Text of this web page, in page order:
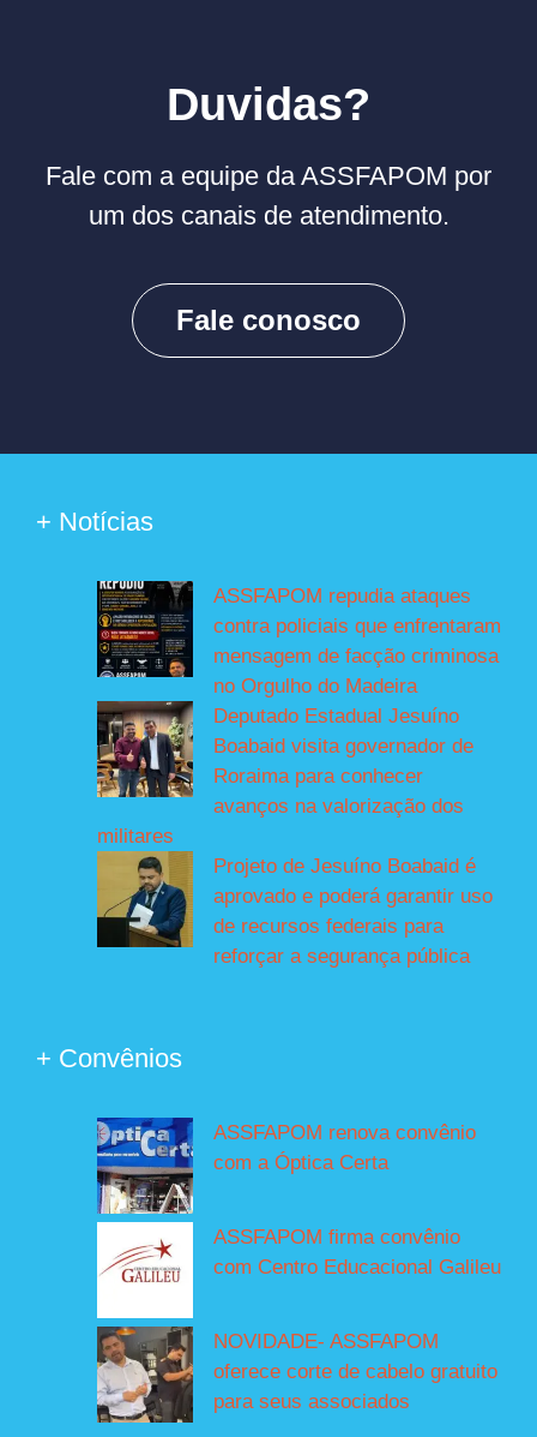
Duvidas?
Fale com a equipe da ASSFAPOM por
um dos canais de atendimento.
Fale conosco
+ Notícias
ASSFAPOM repudia ataques
contra policiais que enfrentaram
mensagem de facção criminosa
no Orgulho do Madeira
Deputado Estadual Jesuíno
Boabaid visita governador de
Roraima para conhecer
avanços na valorização dos
militares
Projeto de Jesuíno Boabaid é
aprovado e poderá garantir uso
de recursos federais para
reforçar a segurança pública
+ Convênios
ASSFAPOM renova convênio
com a Óptica Certa
ASSFAPOM firma convênio
com Centro Educacional Galileu
NOVIDADE- ASSFAPOM
oferece corte de cabelo gratuito
para seus associados